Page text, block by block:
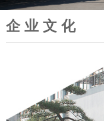
企 业 文 化